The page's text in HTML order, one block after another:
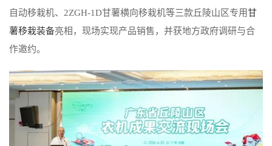
自动移栽机、2ZGH-1D甘薯横向移栽机等三款丘陵山区专用甘
薯移栽装备亮相，现场实现产品销售，并获地方政府调研与合
作邀约。